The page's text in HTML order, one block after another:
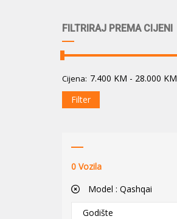
FILTRIRAJ PREMA CIJENI
Cijena: 7.400 KM - 28.000 KM
Filter
0 Vozila
Model : Qashqai
Godište